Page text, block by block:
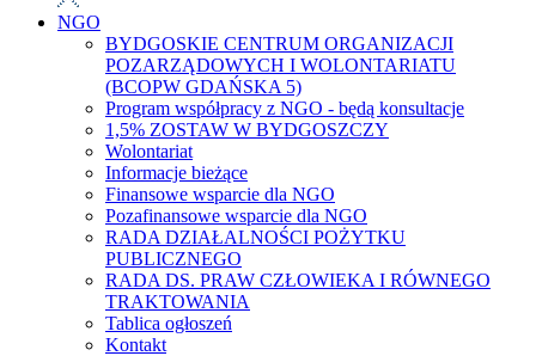
NGO
BYDGOSKIE CENTRUM ORGANIZACJI
POZARZĄDOWYCH I WOLONTARIATU
(BCOPW GDAŃSKA 5)
Program współpracy z NGO - będą konsultacje
1,5% ZOSTAW W BYDGOSZCZY
Wolontariat
Informacje bieżące
Finansowe wsparcie dla NGO
Pozafinansowe wsparcie dla NGO
RADA DZIAŁALNOŚCI POŻYTKU
PUBLICZNEGO
RADA DS. PRAW CZŁOWIEKA I RÓWNEGO
TRAKTOWANIA
Tablica ogłoszeń
Kontakt